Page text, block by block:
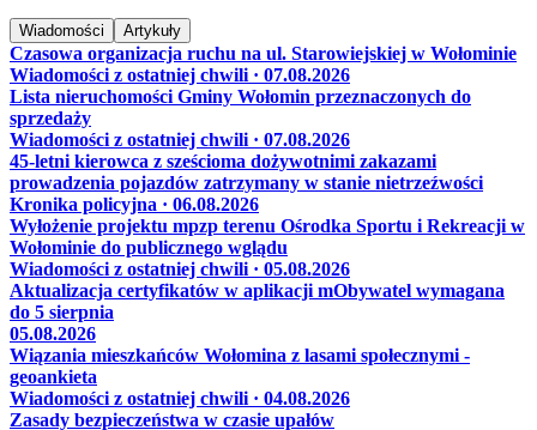
Wiadomości Artykuły
Czasowa organizacja ruchu na ul. Starowiejskiej w Wołominie
Wiadomości z ostatniej chwili · 07.08.2026
Lista nieruchomości Gminy Wołomin przeznaczonych do
sprzedaży
Wiadomości z ostatniej chwili · 07.08.2026
45-letni kierowca z sześcioma dożywotnimi zakazami
prowadzenia pojazdów zatrzymany w stanie nietrzeźwości
Kronika policyjna · 06.08.2026
Wyłożenie projektu mpzp terenu Ośrodka Sportu i Rekreacji w
Wołominie do publicznego wglądu
Wiadomości z ostatniej chwili · 05.08.2026
Aktualizacja certyfikatów w aplikacji mObywatel wymagana
do 5 sierpnia
05.08.2026
Wiązania mieszkańców Wołomina z lasami społecznymi -
geoankieta
Wiadomości z ostatniej chwili · 04.08.2026
Zasady bezpieczeństwa w czasie upałów